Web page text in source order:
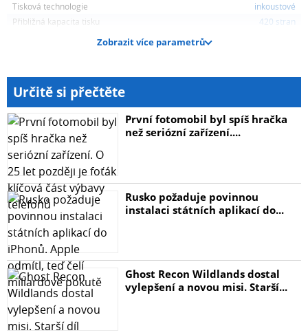
Tisková technologie
inkoustové
Přibližná kapacita tisku
420 stran
Zobrazit více parametrů
Určitě si přečtěte
První fotomobil byl spíš hračka
než seriózní zařízení....
Rusko požaduje povinnou
instalaci státních aplikací do...
Ghost Recon Wildlands dostal
vylepšení a novou misi. Starší...